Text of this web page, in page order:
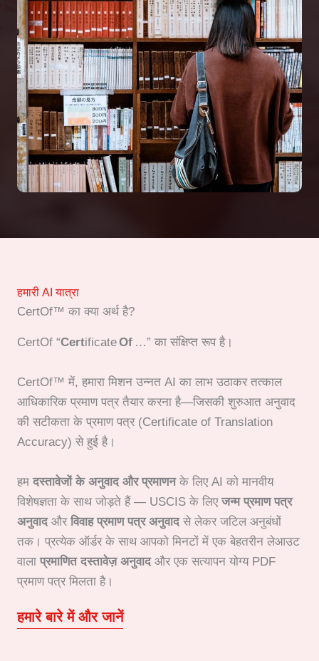
हमारी AI यात्रा
CertOf™ का क्या अर्थ है?
CertOf “CertificateOf …” का संक्षिप्त रूप है।
CertOf™ में, हमारा मिशन उन्नत AI का लाभ उठाकर तत्काल
आधिकारिक प्रमाण पत्र तैयार करना है—जिसकी शुरुआत अनुवाद
की सटीकता के प्रमाण पत्र (Certificate of Translation
Accuracy) से हुई है।
हम दस्तावेजों के अनुवाद और प्रमाणनके लिए AI को मानवीय
विशेषज्ञता के साथ जोड़ते हैं — USCIS के लिए जन्म प्रमाण पत्र
अनुवादऔर विवाह प्रमाण पत्र अनुवादसे लेकर जटिल अनुबंधों
तक। प्रत्येक ऑर्डर के साथ आपको मिनटों में एक बेहतरीन लेआउट
वाला प्रमाणित दस्तावेज़ अनुवादऔर एक सत्यापन योग्य PDF
प्रमाण पत्र मिलता है।
हमारे बारे में और जानें